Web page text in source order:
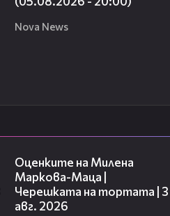
Nova News
Оценките на Милена
Маркова-Маца |
Черешката на тортата | 3
авг. 2026